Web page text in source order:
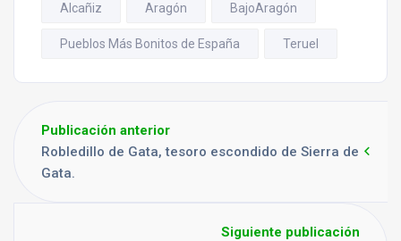
Alcañiz Aragón BajoAragón
Pueblos Más Bonitos de España Teruel
Publicación anterior
Robledillo de Gata, tesoro escondido de Sierra de
Gata.
Siguiente publicación